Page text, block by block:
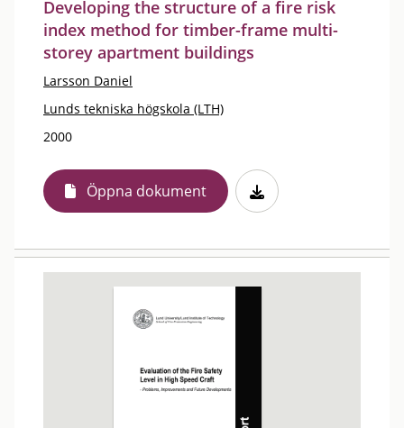
Developing the structure of a fire risk
index method for timber-frame multi-
storey apartment buildings
Larsson Daniel
Lunds tekniska högskola (LTH)
2000
Öppna dokument